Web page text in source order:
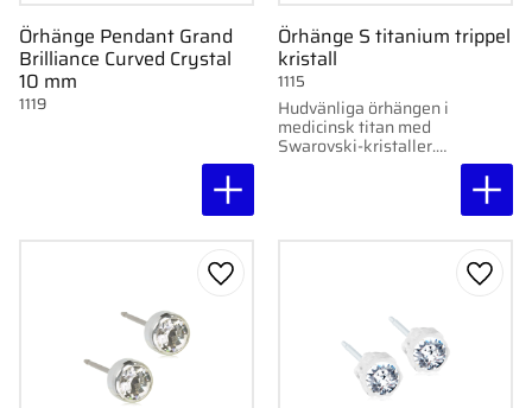
Örhänge Pendant Grand
Brilliance Curved Crystal
10 mm
1119
Örhänge S titanium trippel
kristall
Hudvänliga örhängen i
medicinsk titan med
Swarovski-kristaller.
1115
Lägg till i favoriter Lägg